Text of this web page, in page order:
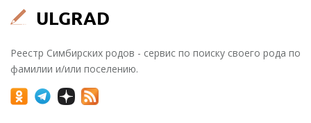
Реестр Симбирских родов - сервис по поиску своего рода по
фамилии и/или поселению.